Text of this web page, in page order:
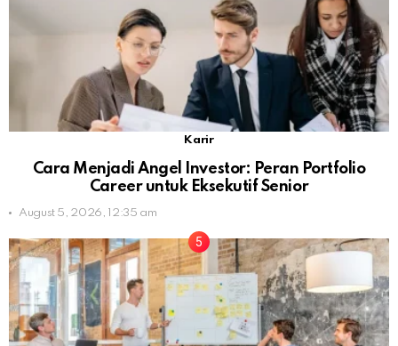
Karir
Cara Menjadi Angel Investor: Peran Portfolio
Career untuk Eksekutif Senior
August 5, 2026, 12:35 am